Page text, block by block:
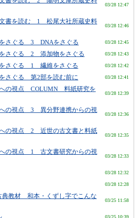
03/28 12:47
書を読む 1 松尾大社所蔵史料
03/28 12:46
さぐる 3 DNAをさぐる 03/28 12:45
さぐる 2 添加物をさぐる 03/28 12:43
さぐる 1 繊維をさぐる 03/28 12:42
さぐる 第2部を読む前に 03/28 12:41
の視点 COLUMN 料紙研究を
03/28 12:39
の視点 3 異分野連携からの視
03/28 12:36
の視点 2 近世の古文書と料紙
03/28 12:35
の視点 1 古文書研究からの視
03/28 12:33
03/28 12:32
03/28 12:28
典教材 和本・くずし字でこんな
03/25 11:58
03/25 10:39